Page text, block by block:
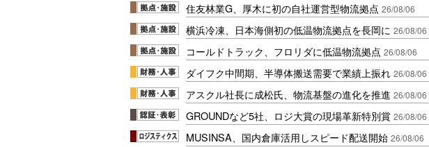
住友林業G、厚木に初の自社運営型物流拠点 26/08/06
横浜冷凍、日本海側初の低温物流拠点を長岡に 26/08/06
コールドトラック、フロリダに低温物流拠点 26/08/06
ダイフク中間期、半導体搬送需要で業績上振れ 26/08/06
アスクル社長に成松氏、物流基盤の進化を推進 26/08/06
GROUNDなど5社、ロジ大賞の現場革新特別賞 26/08/06
MUSINSA、国内倉庫活用しスピード配送開始 26/08/06